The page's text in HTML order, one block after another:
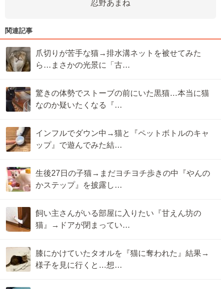
忍野あまね
関連記事
爪切りが苦手な猫→排水溝ネットを被せてみた
ら…まさかの光景に「古…
驚きの体勢でストーブの前にいた黒猫…本当に猫
なのか疑いたくなる『…
インフルでダウン中→猫と『ペットボトルのキャ
ップ』で遊んでみた結…
生後27日の子猫→まだヨチヨチ歩きの中『やんの
かステップ』を披露し…
飼い主さんがいる部屋に入りたい『甘えん坊の
猫』→ドアが閉まってい…
膝にかけていたタオルを『猫に奪われた』結果→
様子を見に行くと…想…